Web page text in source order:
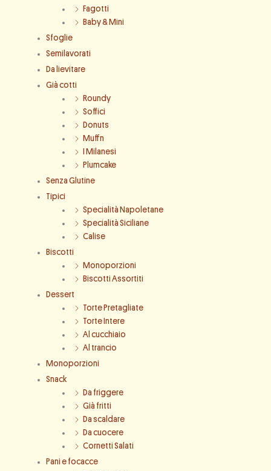
Fagotti
Baby & Mini
Sfoglie
Semilavorati
Da lievitare
Già cotti
Roundy
Soffici
Donuts
Muffn
I Milanesi
Plumcake
Senza Glutine
Tipici
Specialità Napoletane
Specialità Siciliane
Calise
Biscotti
Monoporzioni
Biscotti Assortiti
Dessert
Torte Pretagliate
Torte Intere
Al cucchiaio
Al trancio
Monoporzioni
Snack
Da friggere
Già fritti
Da scaldare
Da cuocere
Cornetti Salati
Pani e focacce